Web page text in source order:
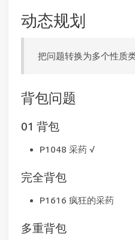
动态规划
把问题转换为多个性质
背包问题
01 背包
P1048 采药 √
完全背包
P1616 疯狂的采药
多重背包